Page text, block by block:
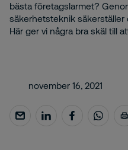
bästa företagslarmet?
säkerhetsteknik säkerställer
Här ger vi några bra skäl till
november 16, 2021